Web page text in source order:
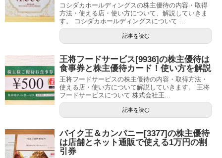
コシダカホールディングスの株主優待の内容・取得
方法・使える店・使い方について、解説していきま
す。 コシダカホールディングスについて ...
記事を読む
王将フードサービス[9936]の株主優待は
食事券と株主優待カード！使い方を解説
王将フードサービスの株主優待の内容・取得方法・
使える店・使い方について解説していきます。 王将
フードサービスについて 株式会社王...
記事を読む
バイク王＆カンパニー[3377]の株主優待
は店舗とネット通販で使える1万円の割
引券